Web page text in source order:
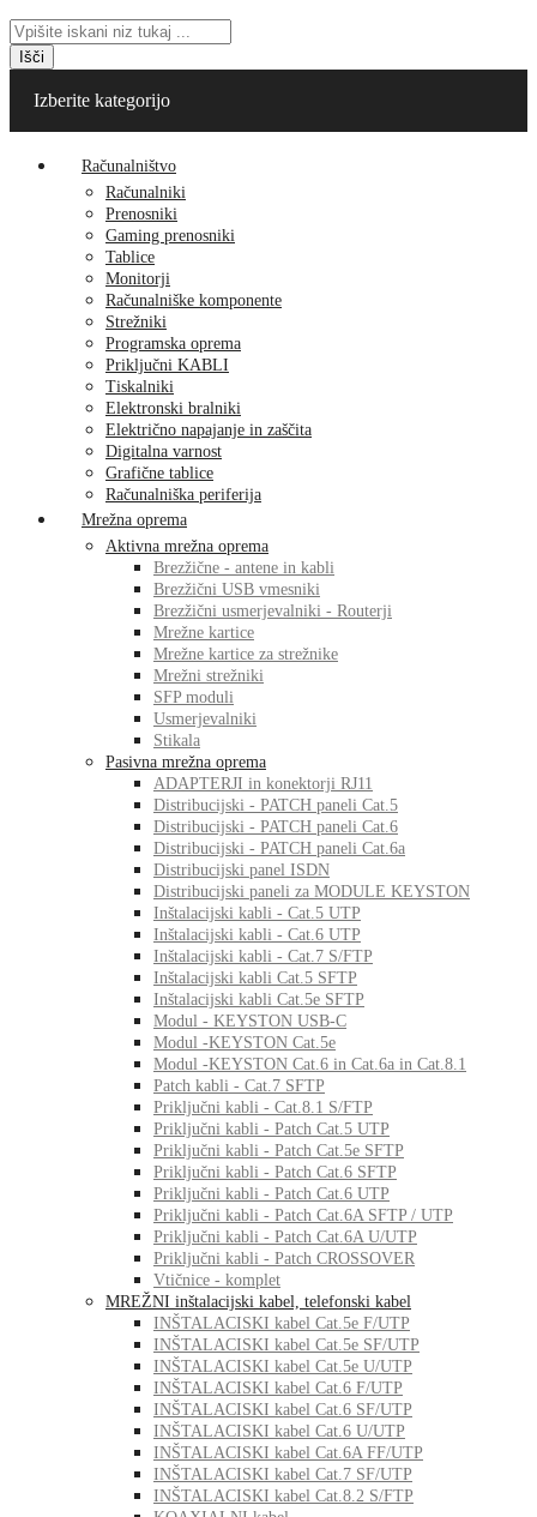
Išči
Izberite kategorijo
Računalništvo
Računalniki
Prenosniki
Gaming prenosniki
Tablice
Monitorji
Računalniške komponente
Strežniki
Programska oprema
Priključni KABLI
Tiskalniki
Elektronski bralniki
Električno napajanje in zaščita
Digitalna varnost
Grafične tablice
Računalniška periferija
Mrežna oprema
Aktivna mrežna oprema
Brezžične - antene in kabli
Brezžični USB vmesniki
Brezžični usmerjevalniki - Routerji
Mrežne kartice
Mrežne kartice za strežnike
Mrežni strežniki
SFP moduli
Usmerjevalniki
Stikala
Pasivna mrežna oprema
ADAPTERJI in konektorji RJ11
Distribucijski - PATCH paneli Cat.5
Distribucijski - PATCH paneli Cat.6
Distribucijski - PATCH paneli Cat.6a
Distribucijski panel ISDN
Distribucijski paneli za MODULE KEYSTON
Inštalacijski kabli - Cat.5 UTP
Inštalacijski kabli - Cat.6 UTP
Inštalacijski kabli - Cat.7 S/FTP
Inštalacijski kabli Cat.5 SFTP
Inštalacijski kabli Cat.5e SFTP
Modul - KEYSTON USB-C
Modul -KEYSTON Cat.5e
Modul -KEYSTON Cat.6 in Cat.6a in Cat.8.1
Patch kabli - Cat.7 SFTP
Priključni kabli - Cat.8.1 S/FTP
Priključni kabli - Patch Cat.5 UTP
Priključni kabli - Patch Cat.5e SFTP
Priključni kabli - Patch Cat.6 SFTP
Priključni kabli - Patch Cat.6 UTP
Priključni kabli - Patch Cat.6A SFTP / UTP
Priključni kabli - Patch Cat.6A U/UTP
Priključni kabli - Patch CROSSOVER
Vtičnice - komplet
MREŽNI inštalacijski kabel, telefonski kabel
INŠTALACISKI kabel Cat.5e F/UTP
INŠTALACISKI kabel Cat.5e SF/UTP
INŠTALACISKI kabel Cat.5e U/UTP
INŠTALACISKI kabel Cat.6 F/UTP
INŠTALACISKI kabel Cat.6 SF/UTP
INŠTALACISKI kabel Cat.6 U/UTP
INŠTALACISKI kabel Cat.6A FF/UTP
INŠTALACISKI kabel Cat.7 SF/UTP
INŠTALACISKI kabel Cat.8.2 S/FTP